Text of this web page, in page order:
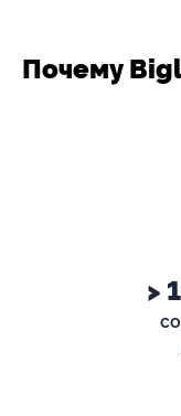
Почему
>